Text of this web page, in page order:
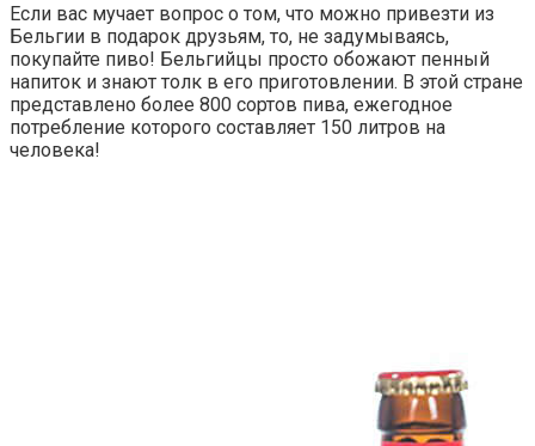
Если вас мучает вопрос о том, что можно привезти из
Бельгии в подарок друзьям, то, не задумываясь,
покупайте пиво! Бельгийцы просто обожают пенный
напиток и знают толк в его приготовлении. В этой стране
представлено более 800 сортов пива, ежегодное
потребление которого составляет 150 литров на
человека!